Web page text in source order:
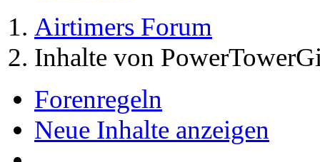
Airtimers Forum
Inhalte von
Forenregeln
Neue Inhalte anzeigen